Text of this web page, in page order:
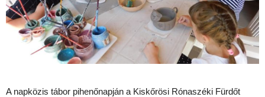
A napközis tábor pihenőnapján a Kiskőrösi Rónaszéki Fürdőt